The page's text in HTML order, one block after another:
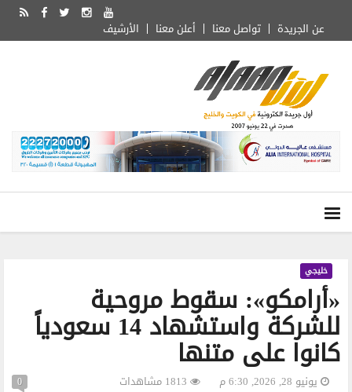
الأرشيف أعلن معنا تواصل معنا عن الجريدة
«أرامكو»: سقوط مروحية
للشركة واستشهاد 14 سعودياً
كانوا على متنها
خليجي
يونيو 28, 2026, 6:30 م 0